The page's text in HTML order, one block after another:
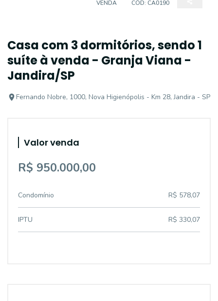
VENDA CÓD: CA0190
Casa com 3 dormitórios, sendo 1
suíte à venda - Granja Viana -
Jandira/SP
Fernando Nobre, 1000, Nova Higienópolis - Km 28, Jandira - SP
Valor venda
R$ 950.000,00
Condomínio R$ 578,07
IPTU R$ 330,07